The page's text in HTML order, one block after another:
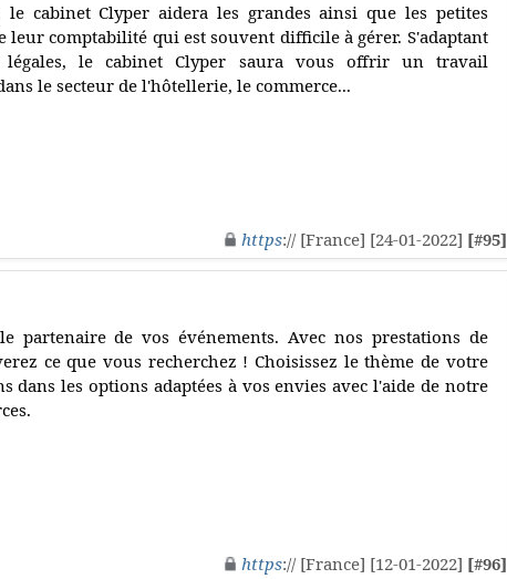
le cabinet Clyper aidera les grandes ainsi que les petites
leur comptabilité qui est souvent difficile à gérer. S'adaptant
légales, le cabinet Clyper saura vous offrir un travail
le secteur de l'hôtellerie, le commerce...
https:// [France] [24-01-2022] [#95]
partenaire de vos événements. Avec nos prestations de
ce que vous recherchez ! Choisissez le thème de votre
dans les options adaptées à vos envies avec l'aide de notre
https:// [France] [12-01-2022] [#96]